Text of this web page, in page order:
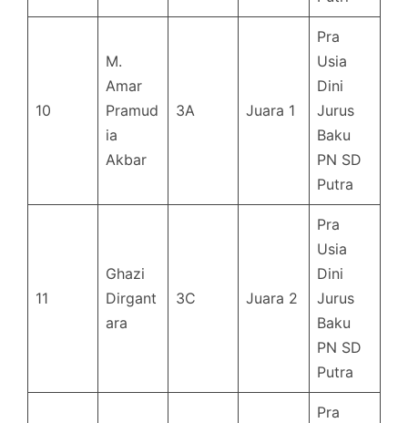
10
M.
Amar
Pramud
ia
Akbar
3A Juara 1
Pra
Usia
Dini
Jurus
Baku
PN SD
Putra
11
Ghazi
Dirgant
ara
3C Juara 2
Pra
Usia
Dini
Jurus
Baku
PN SD
Putra
Pra